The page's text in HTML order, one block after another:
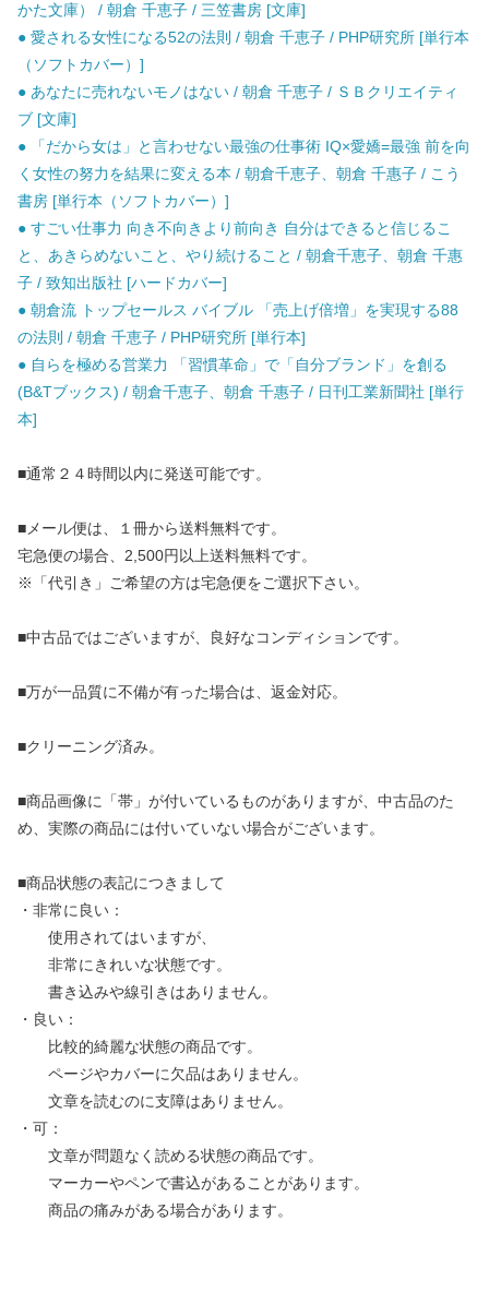
かた文庫） / 朝倉 千恵子 / 三笠書房 [文庫]
● 愛される女性になる52の法則 / 朝倉 千恵子 / PHP研究所 [単行本
（ソフトカバー）]
● あなたに売れないモノはない / 朝倉 千恵子 / ＳＢクリエイティ
ブ [文庫]
● 「だから女は」と言わせない最強の仕事術 IQ×愛嬌=最強 前を向
く女性の努力を結果に変える本 / 朝倉千恵子、朝倉 千惠子 / こう
書房 [単行本（ソフトカバー）]
● すごい仕事力 向き不向きより前向き 自分はできると信じるこ
と、あきらめないこと、やり続けること / 朝倉千恵子、朝倉 千惠
子 / 致知出版社 [ハードカバー]
● 朝倉流 トップセールス バイブル 「売上げ倍増」を実現する88
の法則 / 朝倉 千恵子 / PHP研究所 [単行本]
● 自らを極める営業力 「習慣革命」で「自分ブランド」を創る
(B&Tブックス) / 朝倉千恵子、朝倉 千惠子 / 日刊工業新聞社 [単行
本]
■通常２４時間以内に発送可能です。
■メール便は、１冊から送料無料です。
宅急便の場合、2,500円以上送料無料です。
※「代引き」ご希望の方は宅急便をご選択下さい。
■中古品ではございますが、良好なコンディションです。
■万が一品質に不備が有った場合は、返金対応。
■クリーニング済み。
■商品画像に「帯」が付いているものがありますが、中古品のた
め、実際の商品には付いていない場合がございます。
■商品状態の表記につきまして
・非常に良い：
使用されてはいますが、
非常にきれいな状態です。
書き込みや線引きはありません。
・良い：
比較的綺麗な状態の商品です。
ページやカバーに欠品はありません。
文章を読むのに支障はありません。
・可：
文章が問題なく読める状態の商品です。
マーカーやペンで書込があることがあります。
商品の痛みがある場合があります。